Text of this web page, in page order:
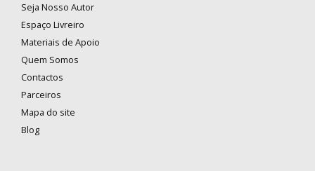
Seja Nosso Autor
Espaço Livreiro
Materiais de Apoio
Quem Somos
Contactos
Parceiros
Mapa do site
Blog